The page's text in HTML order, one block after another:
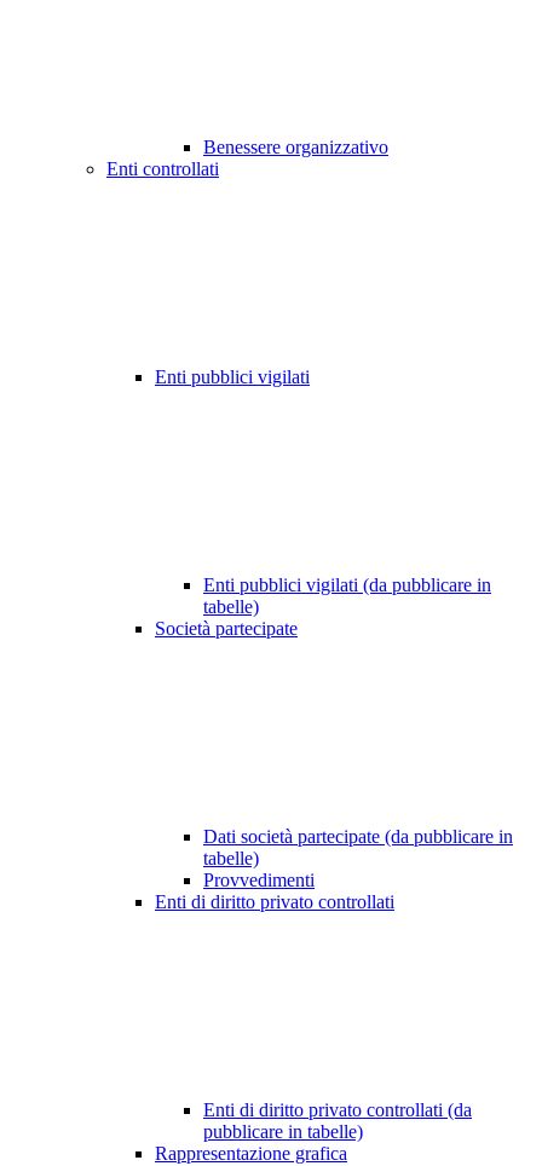
Benessere organizzativo
Enti controllati
Enti pubblici vigilati
Enti pubblici vigilati (da pubblicare in
tabelle)
Società partecipate
Dati società partecipate (da pubblicare in
tabelle)
Provvedimenti
Enti di diritto privato controllati
Enti di diritto privato controllati (da
pubblicare in tabelle)
Rappresentazione grafica